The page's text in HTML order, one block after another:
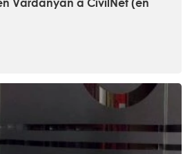
Vardanyan à CivilNet (en